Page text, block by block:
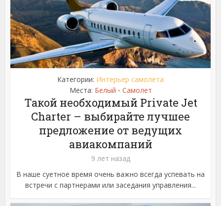
Категории: Интерьер самолета
Места: Белый • Самолет
Такой необходимый Private Jet
Charter – выбирайте лучшее
предложение от ведущих
авиакомпаний
9 лет назад
В наше суетное время очень важно всегда успевать на
встречи с партнерами или заседания управления...